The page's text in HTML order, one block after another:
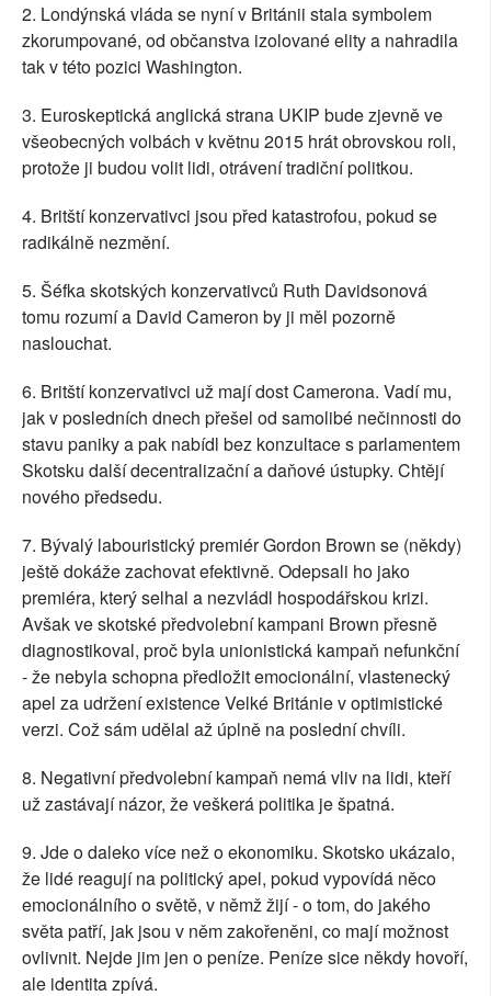
2. Londýnská vláda se nyní v Británii stala symbolem
zkorumpované, od občanstva izolované elity a nahradila
tak v této pozici Washington.
3. Euroskeptická anglická strana UKIP bude zjevně ve
všeobecných volbách v květnu 2015 hrát obrovskou roli,
protože ji budou volit lidi, otrávení tradiční politkou.
4. Britští konzervativci jsou před katastrofou, pokud se
radikálně nezmění.
5. Šéfka skotských konzervativců Ruth Davidsonová
tomu rozumí a David Cameron by ji měl pozorně
naslouchat.
6. Britští konzervativci už mají dost Camerona. Vadí mu,
jak v posledních dnech přešel od samolibé nečinnosti do
stavu paniky a pak nabídl bez konzultace s parlamentem
Skotsku další decentralizační a daňové ústupky. Chtějí
nového předsedu.
7. Bývalý labouristický premiér Gordon Brown se (někdy)
ještě dokáže zachovat efektivně. Odepsali ho jako
premiéra, který selhal a nezvládl hospodářskou krizi.
Avšak ve skotské předvolební kampani Brown přesně
diagnostikoval, proč byla unionistická kampaň nefunkční
- že nebyla schopna předložit emocionální, vlastenecký
apel za udržení existence Velké Británie v optimistické
verzi. Což sám udělal až úplně na poslední chvíli.
8. Negativní předvolební kampaň nemá vliv na lidi, kteří
už zastávají názor, že veškerá politika je špatná.
9. Jde o daleko více než o ekonomiku. Skotsko ukázalo,
že lidé reagují na politický apel, pokud vypovídá něco
emocionálního o světě, v němž žijí - o tom, do jakého
světa patří, jak jsou v něm zakořeněni, co mají možnost
ovlivnit. Nejde jim jen o peníze. Peníze sice někdy hovoří,
ale identita zpívá.